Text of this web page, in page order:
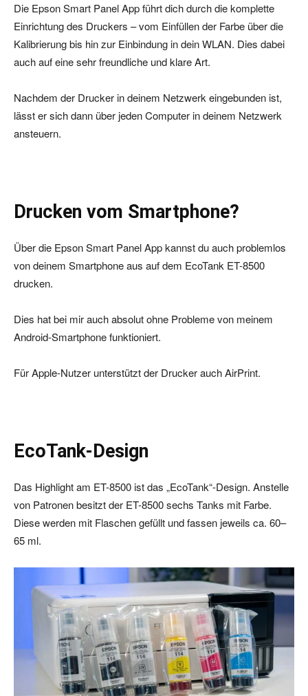
Die Epson Smart Panel App führt dich durch die komplette
Einrichtung des Druckers – vom Einfüllen der Farbe über die
Kalibrierung bis hin zur Einbindung in dein WLAN. Dies dabei
auch auf eine sehr freundliche und klare Art.
Nachdem der Drucker in deinem Netzwerk eingebunden ist,
lässt er sich dann über jeden Computer in deinem Netzwerk
ansteuern.
Drucken vom Smartphone?
Über die Epson Smart Panel App kannst du auch problemlos
von deinem Smartphone aus auf dem EcoTank ET-8500
drucken.
Dies hat bei mir auch absolut ohne Probleme von meinem
Android-Smartphone funktioniert.
Für Apple-Nutzer unterstützt der Drucker auch AirPrint.
EcoTank-Design
Das Highlight am ET-8500 ist das „EcoTank“-Design. Anstelle
von Patronen besitzt der ET-8500 sechs Tanks mit Farbe.
Diese werden mit Flaschen gefüllt und fassen jeweils ca. 60–
65 ml.